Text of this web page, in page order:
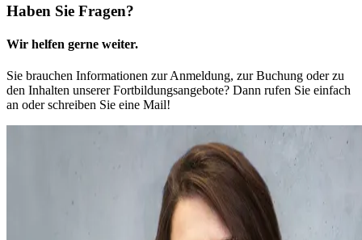
Haben Sie Fragen?
Wir helfen gerne weiter.
Sie brauchen Informationen zur Anmeldung, zur Buchung oder zu
den Inhalten unserer Fortbildungsangebote? Dann rufen Sie einfach
an oder schreiben Sie eine Mail!